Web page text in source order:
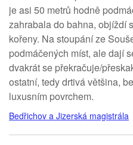
je asi 50 metrů hodně
zahrabala do bahna, objíždí
kořeny. Na stoupání ze
podmáčených míst, ale dají
dvakrát se překračuje/
ostatní, tedy drtivá většina,
luxusním povrchem.
Bedřichov a Jizerská magistrála